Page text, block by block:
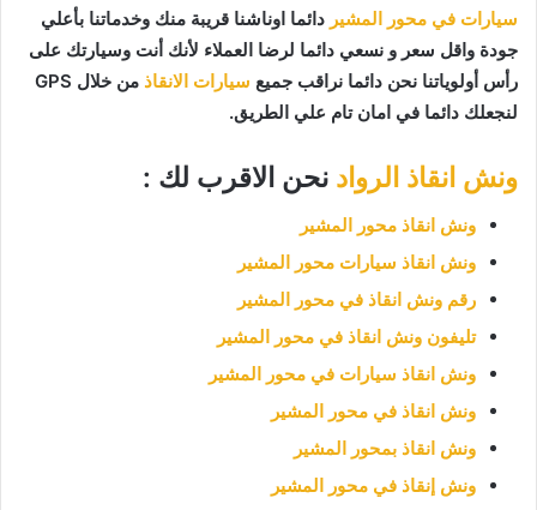
سيارات في محور المشير دائما اوناشنا قريبة منك وخدماتنا بأعلي
جودة واقل سعر و نسعي دائما لرضا العملاء لأنك أنت وسيارتك على
رأس أولوياتنا نحن دائما نراقب جميع سيارات الانقاذ
من خلال GPS
لنجعلك دائما في امان تام علي الطريق.
ونش انقاذ الرواد نحن الاقرب لك :
ونش انقاذ محور المشير
ونش انقاذ سيارات محور المشير
رقم ونش انقاذ في محور المشير
تليفون ونش انقاذ في محور المشير
ونش انقاذ سيارات في محور المشير
ونش انقاذ في محور المشير
ونش انقاذ بمحور المشير
ونش إنقاذ في محور المشير